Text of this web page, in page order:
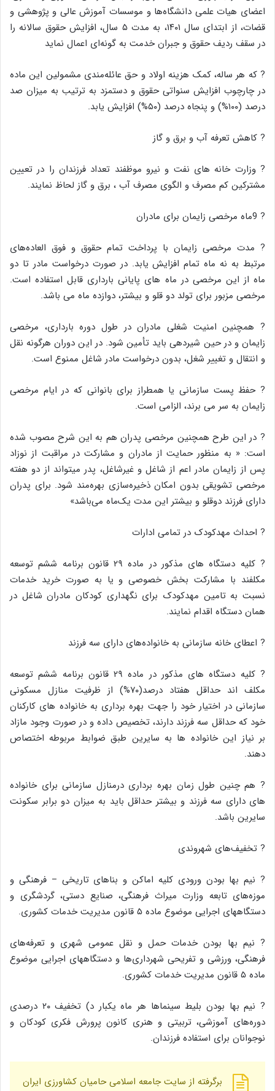
اعضای هیات علمی دانشگاه‌ها و موسسات آموزش عالی و پژوهشی و
قضات، از ابتدای سال ۱۴۰۱، به مدت ۵ سال، افزایش حقوق سالانه را
در سقف ردیف حقوق و جبران خدمت به گونه‌ای اعمال نماید
? که هر ساله، کمک هزینه اولاد و حق عائله‌مندی مشمولین این ماده
در چارچوب افزایش‌ سنواتی حقوق و دستمزد به ترتیب به میزان صد
درصد (۱۰۰%) و پنجاه درصد (۵۰%) افزایش یابد.
? کاهش تعرفه آب و برق و گاز
? وزارت خانه های نفت و نیرو موظفند تعداد فرزندان را در تعیین
مشترکین کم مصرف و الگوی مصرف آب ، برق و گاز لحاظ نمایند.
? 9ماه مرخصی زایمان برای مادران
? مدت مرخصی زایمان با پرداخت تمام حقوق و فوق العاده‌های
مرتبط به نه ماه تمام افزایش یابد. در صورت درخواست مادر تا دو
ماه از این مرخصی در ماه های پایانی بارداری قابل استفاده است.
مرخصی مزبور برای تولد دو قلو و بیشتر، دوازده ماه می باشد.
? همچنین امنیت شغلی مادران در طول دوره بارداری، مرخصی
زایمان و در حین شیردهی باید تأمین شود. در این دوران هرگونه نقل
و انتقال و تغییر شغل، بدون درخواست مادر شاغل ممنوع است.
? حفظ پست سازمانی یا همطراز برای بانوانی که در ایام مرخصی
زایمان به سر می برند، الزامی است.
? در این طرح همچنین مرخصی پدران هم به این شرح مصوب شده
است: « به منظور حمایت از مادران و مشارکت در مراقبت از نوزاد
پس از زایمان مادر اعم از شاغل و غیرشاغل، پدر میتواند از دو هفته
مرخصی تشویقی بدون امکان ذخیره‌سازی بهره‌مند شود. برای پدران
دارای فرزند دوقلو و بیشتر این مدت یک‌ماه می‌باشد»
? احداث مهدکودک در تمامی ادارات
? کلیه دستگاه های مذکور در ماده ۲۹ قانون برنامه ششم توسعه
مکلفند با مشارکت بخش خصوصی و یا به صورت خرید خدمات
نسبت به تامین مهدکودک برای نگهداری کودکان مادران شاغل در
همان دستگاه اقدام نمایند.
? اعطای خانه سازمانی به خانواده‌های دارای سه فرزند
? کلیه دستگاه های مذکور در ماده ۲۹ قانون برنامه ششم توسعه
مکلف اند حداقل هفتاد درصد(۷۰%) از ظرفیت منازل مسکونی
سازمانی در اختیار خود را جهت بهره برداری به خانواده های کارکنان
خود که حداقل سه فرزند دارند، تخصیص داده و در صورت وجود مازاد
بر نیاز این خانواده ها به سایرین طبق ضوابط مربوطه اختصاص
دهند.
? هم چنین طول زمان بهره برداری درمنازل سازمانی برای خانواده
های دارای سه فرزند و بیشتر حداقل باید به میزان دو برابر سکونت
سایرین باشد.
? تخفیف‌های شهروندی
? نیم بها بودن ورودی کلیه اماکن و بناهای تاریخی – فرهنگی و
موزه‌های تابعه وزارت میراث فرهنگی، صنایع دستی، گردشگری و
دستگاههای اجرایی موضوع ماده ۵ قانون مدیریت خدمات کشوری.
? نیم بها بودن خدمات حمل و نقل عمومی شهری و تعرفه‌های
فرهنگی، ورزشی و تفریحی شهرداری‌ها و دستگاههای اجرایی موضوع
ماده ۵ قانون مدیریت خدمات کشوری.
? نیم بها بودن بلیط سینماها هر ماه یکبار د) تخفیف ۲۰ درصدی
دوره‌های آموزشی،‌ تربیتی و هنری کانون پرورش فکری کودکان و
نوجوانان برای استفاده فرزندان.
برگرفته از سایت جامعه اسلامی حامیان کشاورزی ایران